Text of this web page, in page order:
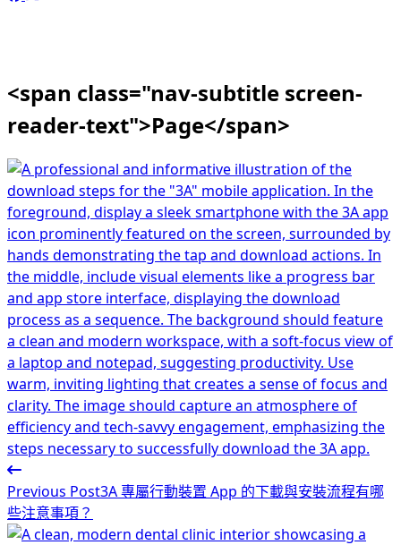
<span class="nav-subtitle screen-
reader-text">Page</span>
Previous Post3A 專屬行動裝置 App 的下載與安裝流程有哪
些注意事項？